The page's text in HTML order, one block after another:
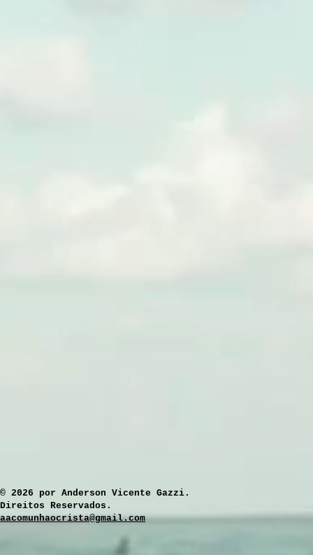
​© 2026 por Anderson Vicente Gazzi.
Direitos Reservados.
aacomunhaocrista@gmail.com